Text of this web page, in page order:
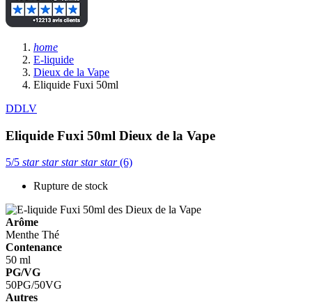
home
E-liquide
Dieux de la Vape
Eliquide Fuxi 50ml
DDLV
Eliquide Fuxi 50ml Dieux de la Vape
5/5 starstarstarstarstar(6)
Rupture de stock
Arôme
Menthe Thé
Contenance
50 ml
PG/VG
50PG/50VG
Autres